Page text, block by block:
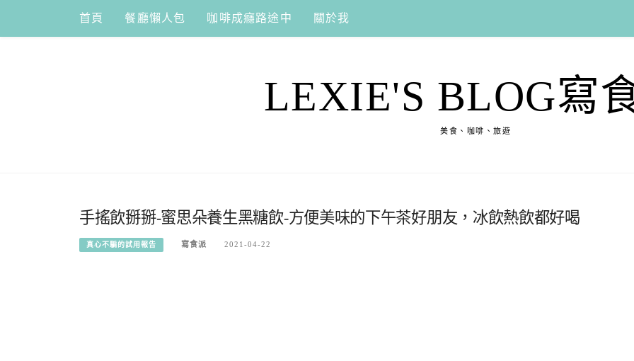
content
首頁 餐廳懶人包 咖啡成癮路途中 關於我
LEXIE'S BLOG寫
美食、咖啡、旅遊
手搖飲掰掰-蜜思朵養生黑糖飲-方便美味的下午茶好朋友，冰飲熱飲都好喝
真心不騙的試用報告 寫食派 2021-04-22